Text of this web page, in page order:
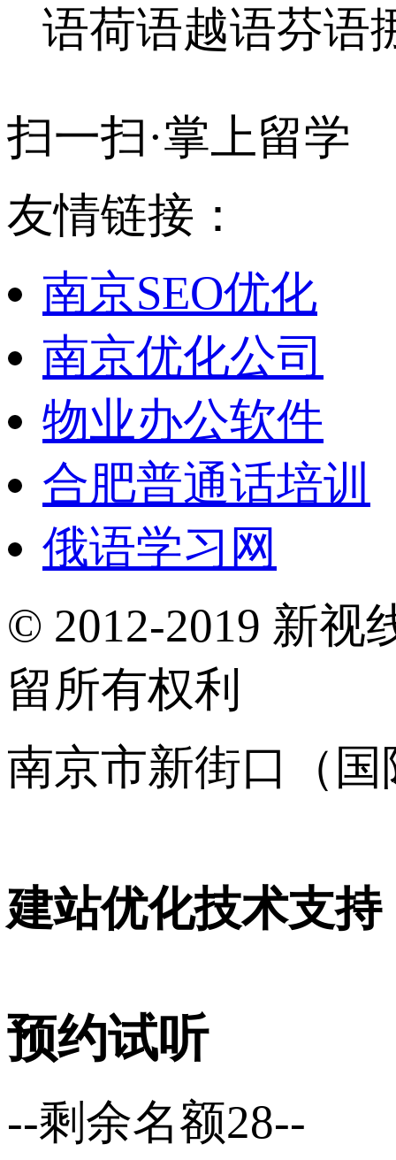
语荷语越语芬语
扫一扫·掌上留学
友情链接：
南京SEO优化
南京优化公司
物业办公软件
合肥普通话培训
俄语学习网
© 2012-2019 新视
留所有权利
南京市新街口（
建站优化技术支持
预约试听
--剩余名额28--